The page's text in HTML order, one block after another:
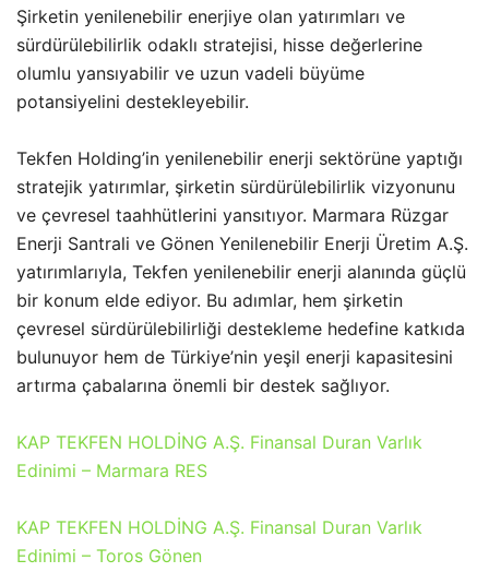
Şirketin yenilenebilir enerjiye olan yatırımları ve
sürdürülebilirlik odaklı stratejisi, hisse değerlerine
olumlu yansıyabilir ve uzun vadeli büyüme
potansiyelini destekleyebilir.
Tekfen Holding’in yenilenebilir enerji sektörüne yaptığı
stratejik yatırımlar, şirketin sürdürülebilirlik vizyonunu
ve çevresel taahhütlerini yansıtıyor. Marmara Rüzgar
Enerji Santrali ve Gönen Yenilenebilir Enerji Üretim A.Ş.
yatırımlarıyla, Tekfen yenilenebilir enerji alanında güçlü
bir konum elde ediyor. Bu adımlar, hem şirketin
çevresel sürdürülebilirliği destekleme hedefine katkıda
bulunuyor hem de Türkiye’nin yeşil enerji kapasitesini
artırma çabalarına önemli bir destek sağlıyor.
KAP TEKFEN HOLDİNG A.Ş. Finansal Duran Varlık
Edinimi – Marmara RES
KAP TEKFEN HOLDİNG A.Ş. Finansal Duran Varlık
Edinimi – Toros Gönen